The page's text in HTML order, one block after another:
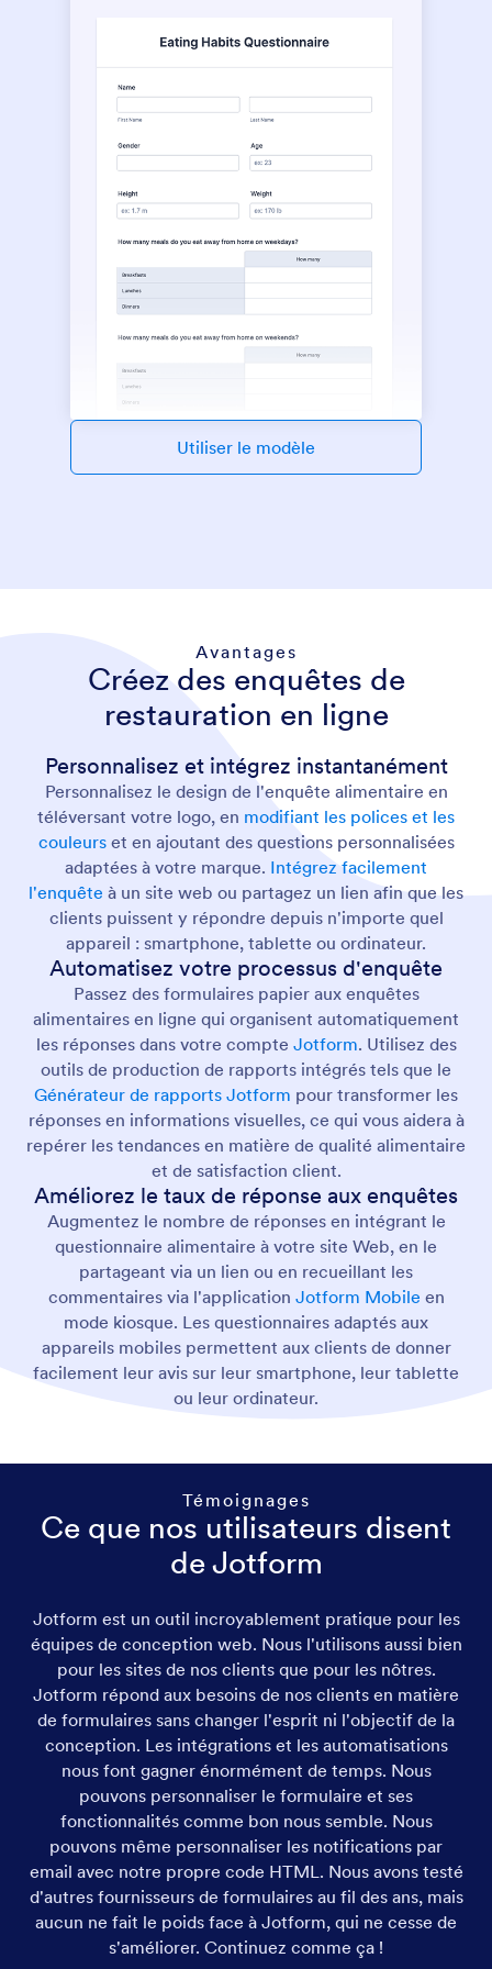
Utiliser le modèle
Avantages
Créez des enquêtes de
restauration en ligne
Personnalisez et intégrez instantanément
Personnalisez le design de l'enquête alimentaire en
téléversant votre logo, en modifiant les polices et les
couleurset en ajoutant des questions personnalisées
adaptées à votre marque. Intégrez facilement
l'enquête à un site web ou partagez un lien afin que les
clients puissent y répondre depuis n'importe quel
appareil : smartphone, tablette ou ordinateur.
Automatisez votre processus d'enquête
Passez des formulaires papier aux enquêtes
alimentaires en ligne qui organisent automatiquement
les réponses dans votre compte Jotform. Utilisez des
outils de production de rapports intégrés tels que le
Générateur de rapports Jotform pour transformer les
réponses en informations visuelles, ce qui vous aidera à
repérer les tendances en matière de qualité alimentaire
et de satisfaction client.
Améliorez le taux de réponse aux enquêtes
Augmentez le nombre de réponses en intégrant le
questionnaire alimentaire à votre site Web, en le
partageant via un lien ou en recueillant les
commentaires via l'application Jotform Mobile en
mode kiosque. Les questionnaires adaptés aux
appareils mobiles permettent aux clients de donner
facilement leur avis sur leur smartphone, leur tablette
ou leur ordinateur.
Témoignages
Ce que nos utilisateurs disent
de Jotform
Jotform est un outil incroyablement pratique pour les
équipes de conception web. Nous l'utilisons aussi bien
pour les sites de nos clients que pour les nôtres.
Jotform répond aux besoins de nos clients en matière
de formulaires sans changer l'esprit ni l'objectif de la
conception. Les intégrations et les automatisations
nous font gagner énormément de temps. Nous
pouvons personnaliser le formulaire et ses
fonctionnalités comme bon nous semble. Nous
pouvons même personnaliser les notifications par
email avec notre propre code HTML. Nous avons testé
d'autres fournisseurs de formulaires au fil des ans, mais
aucun ne fait le poids face à Jotform, qui ne cesse de
s'améliorer. Continuez comme ça !